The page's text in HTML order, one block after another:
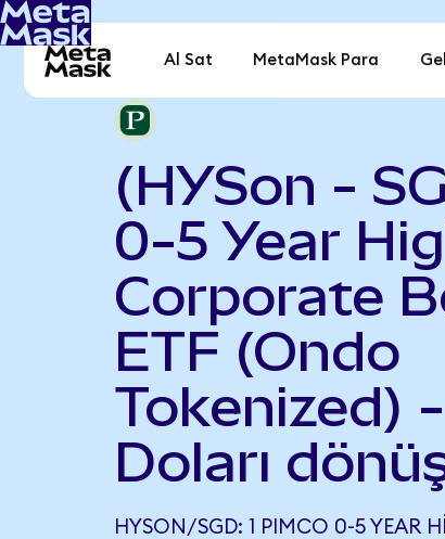
Al Sat MetaMask Para
(HYSon -
0-5 Year
Corporate
ETF (Ondo
Tokenized)
Doları
HYSON/SGD: 1 PIMCO 0-5 YEAR